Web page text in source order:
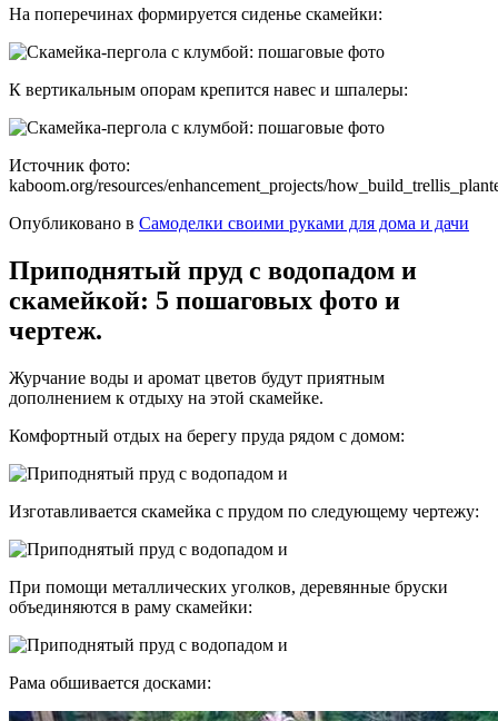
На поперечинах формируется сиденье скамейки:
К вертикальным опорам крепится навес и шпалеры:
Источник фото:
kaboom.org/resources/enhancement_projects/
Опубликовано в Самоделки своими руками для дома и дачи
Приподнятый пруд с водопадом и
скамейкой: 5 пошаговых фото и
чертеж.
Журчание воды и аромат цветов будут приятным
дополнением к отдыху на этой скамейке.
Комфортный отдых на берегу пруда рядом с домом:
Изготавливается скамейка с прудом по следующему чертежу:
При помощи металлических уголков, деревянные бруски
объединяются в раму скамейки:
Рама обшивается досками: